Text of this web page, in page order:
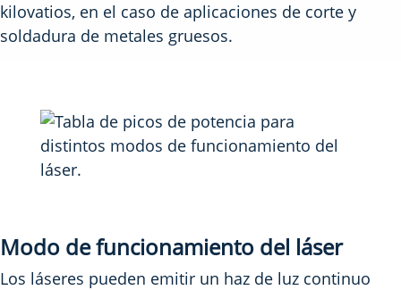
kilovatios, en el caso de aplicaciones de corte y
soldadura de metales gruesos.
Modo de funcionamiento del láser
Los láseres pueden emitir un haz de luz continuo